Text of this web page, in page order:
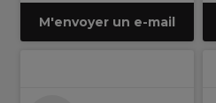
M'envoyer un e-mail